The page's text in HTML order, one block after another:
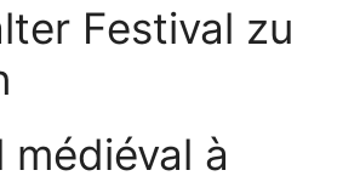
Festival zu
médiéval à